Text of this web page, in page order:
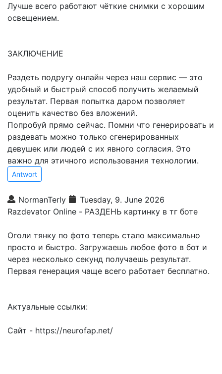
Лучше всего работают чёткие снимки с хорошим
освещением.
ЗАКЛЮЧЕНИЕ
Раздеть подругу онлайн через наш сервис — это
удобный и быстрый способ получить желаемый
результат. Первая попытка даром позволяет
оценить качество без вложений.
Попробуй прямо сейчас. Помни что генерировать и
раздевать можно только сгенерированных
девушек или людей с их явного согласия. Это
важно для этичного использования технологии.
Antwort
NormanTerly
Tuesday, 9. June 2026
Razdevator Online - РАЗДЕНЬ картинку в тг боте
Оголи тянку по фото теперь стало максимально
просто и быстро. Загружаешь любое фото в бот и
через несколько секунд получаешь результат.
Первая генерация чаще всего работает бесплатно.
Актуальныe ссылки:
Сайт - https://neurofap.net/